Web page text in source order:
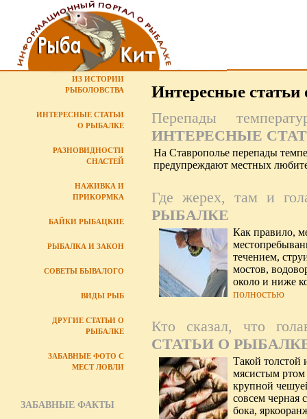
ИЗ ИСТОРИИ
РЫБОЛОВСТВА
ИНТЕРЕСНЫЕ СТАТЬИ
О РЫБАЛКЕ
РАЗНОВИДНОСТИ
СНАСТЕЙ
НАЖИВКА И
ПРИКОРМКА
БАЙКИ РЫБАЦКИЕ
РЫБАЛКА И ЗАКОН
СОВЕТЫ БЫВАЛОГО
ВИДЫ РЫБ
ДРУГИЕ СТАТЬИ О
РЫБАЛКЕ
ЗАБАВНЫЕ ФОТО С
МЕСТ ЛОВЛИ
ЗАБАВНЫЕ ФАКТЫ
Интересные
Перепады
ИНТЕРЕСНЫЕ
На Ставрополье перепады
предупреждают местных
Где жерех, там и
РЫБАЛКЕ
Как правило,
течением,
мостов,
около и ниже
полностью
Кто сказал, что
СТАТЬИ О
Такой толстой
мясистым
крупной
совсем черная
бока,